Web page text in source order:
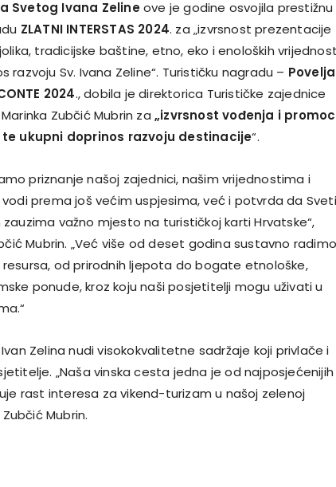
Svetog Ivana Zelineove je godine osvojila prestižnu
ZLATNI INTERSTAS 2024. za „izvrsnost prezentacije
tradicijske baštine, etno, eko i enoloških
razvoju Sv. Ivana Zeline“. Turističku nagradu – Povelja
2024., dobila je direktorica Turističke zajednice
Zubčić Mubrin za „izvrsnost vođenja i
ukupni doprinos razvoju destinacije“.
priznanje našoj zajednici, našim vrijednostima i
prema još većim uspjesima, već i potvrda da Sveti
važno mjesto na turističkoj karti Hrvatske“,
Mubrin. „Već više od deset godina sustavno
resursa, od prirodnih ljepota do bogate etnološke,
ponude, kroz koju naši posjetitelji mogu uživati u
Zelina nudi visokokvalitetne sadržaje koji privlače i
„Naša vinska cesta jedna je od najposjećenijih
rast interesa za vikend-turizam u našoj zelenoj
Mubrin.